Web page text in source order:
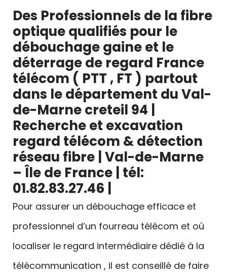
Des Professionnels de la fibre
optique qualifiés pour le
débouchage gaine et le
déterrage de regard France
télécom ( PTT , FT ) partout
dans le département du Val-
de-Marne creteil 94 |
Recherche et excavation
regard télécom & détection
réseau fibre Val-de-Marne
– Île de France tél:
01.82.83.27.46
Pour assurer un débouchage efficace et
professionnel d’un fourreau télécom et où
localiser le regard intermédiaire dédié à la
télécommunication , il est conseillé de faire